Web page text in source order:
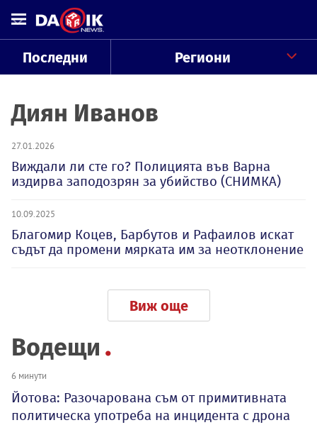
Последни Региони
Диян Иванов
27.01.2026
Виждали ли сте го? Полицията във Варна
издирва заподозрян за убийство (СНИМКА)
10.09.2025
Благомир Коцев, Барбутов и Рафаилов искат
съдът да промени мярката им за неотклонение
Виж още
Водещи
6 минути
Йотова: Разочарована съм от примитивната
политическа употреба на инцидента с дрона